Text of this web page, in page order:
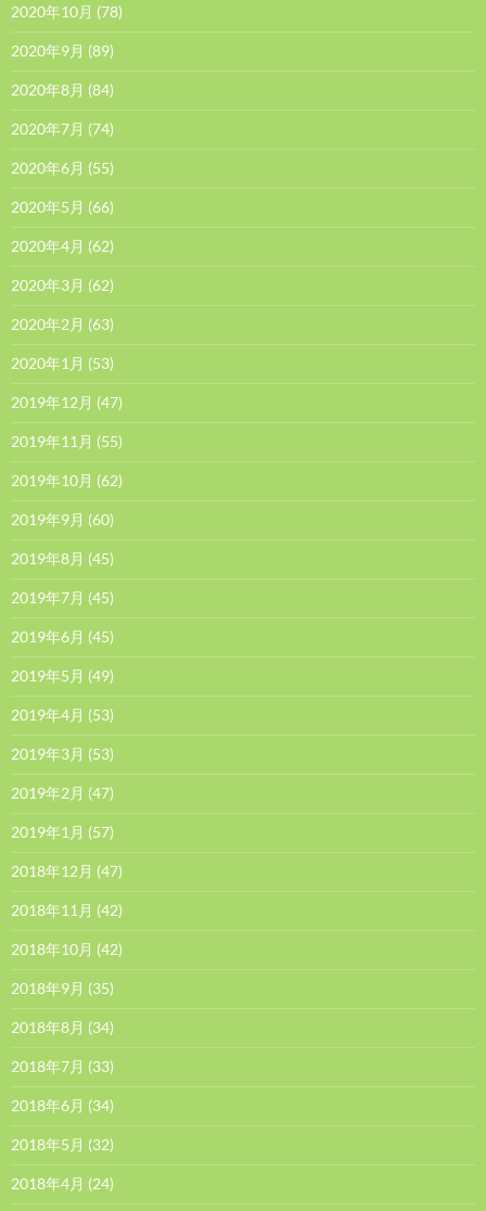
2020年10月 (78)
2020年9月 (89)
2020年8月 (84)
2020年7月 (74)
2020年6月 (55)
2020年5月 (66)
2020年4月 (62)
2020年3月 (62)
2020年2月 (63)
2020年1月 (53)
2019年12月 (47)
2019年11月 (55)
2019年10月 (62)
2019年9月 (60)
2019年8月 (45)
2019年7月 (45)
2019年6月 (45)
2019年5月 (49)
2019年4月 (53)
2019年3月 (53)
2019年2月 (47)
2019年1月 (57)
2018年12月 (47)
2018年11月 (42)
2018年10月 (42)
2018年9月 (35)
2018年8月 (34)
2018年7月 (33)
2018年6月 (34)
2018年5月 (32)
2018年4月 (24)